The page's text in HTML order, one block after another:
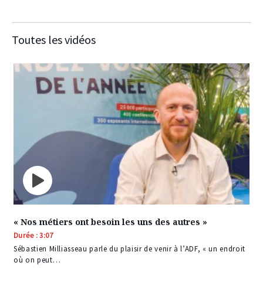
Toutes les vidéos
« Nos métiers ont besoin les uns des autres »
Durée : 3:07
Sébastien Milliasseau parle du plaisir de venir à l’ADF, « un endroit
où on peut…